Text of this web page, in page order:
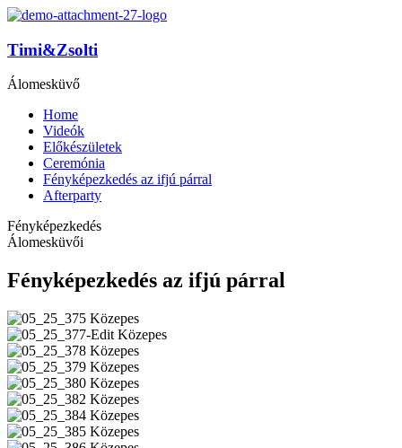
Timi&Zsolti
Álomesküvő
Home
Videók
Előkészületek
Ceremónia
Fényképezkedés az ifjú párral
Afterparty
Fényképezkedés
Álomesküvői
Fényképezkedés az ifjú párral